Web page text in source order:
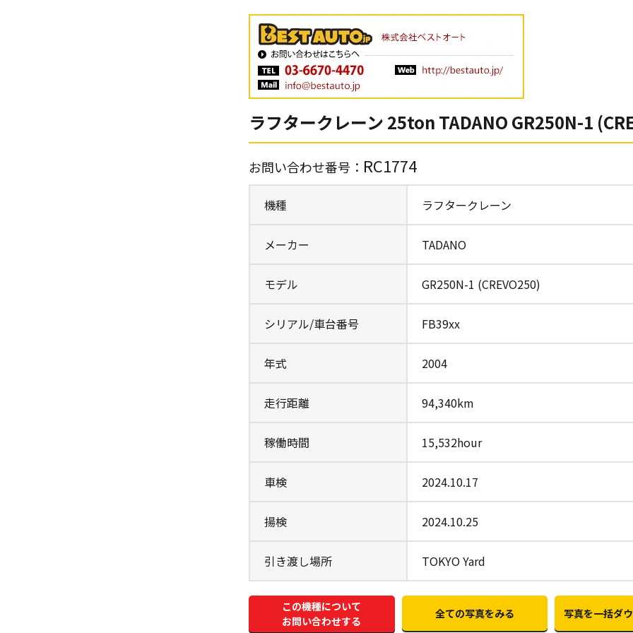
ラフタークレーン 25ton TADANO GR250N-1
お問い合わせ番号： RC1774
機種 ラフタークレーン
メーカー TADANO
モデル GR250N-1 (CREVO250)
シリアル/車台番号 FB39xx
年式 2004
走行距離 94,340km
稼働時間 15,532hour
車検 2024.10.17
揚検 2024.10.25
引き渡し場所 TOKYO Yard
この機種について
お問い合わせする
全ての写真をみる 写真を一括ダ